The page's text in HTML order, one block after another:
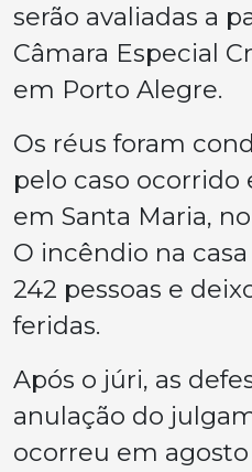
serão avaliadas a
Câmara Especial
em Porto Alegre.
Os réus foram
pelo caso ocorrido
em Santa Maria,
O incêndio na
242 pessoas e
feridas.
Após o júri, as
anulação do
ocorreu em